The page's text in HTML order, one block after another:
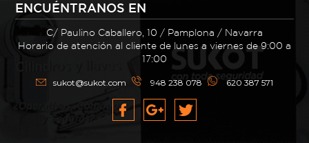
ENCUÉNTRANOS EN
C/ Paulino Caballero, 10 / Pamplona / Navarra
Horario de atención al cliente de lunes a viernes de 9:00 a
17:00
sukot@sukot.com 948 238 078 620 387 571